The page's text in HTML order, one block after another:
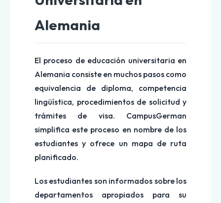
Alemania
El proceso de educación universitaria en
Alemania consiste en muchos pasos como
equivalencia de diploma, competencia
lingüística, procedimientos de solicitud y
trámites de visa. CampusGerman
simplifica este proceso en nombre de los
estudiantes y ofrece un mapa de ruta
planificado.
Los estudiantes son informados sobre los
departamentos apropiados para su